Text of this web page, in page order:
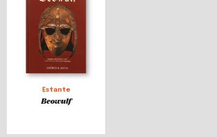
Estante
Beowulf